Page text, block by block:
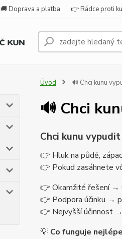
🚚 Doprava a platba 👉 Rádce proti
Úvod 🔊 Chci kunu
🔊 Chci
Chci kunu
👉 Hluk na půdě,
👉 Pokud zasáhnete
👉 Okamžité řešení →
👉 Podpora účinku →
👉 Nejvyšší účinnost
💡 Co funguje